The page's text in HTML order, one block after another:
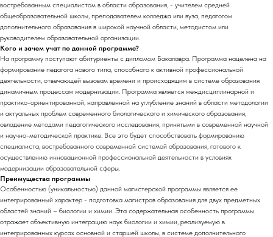
востребованным специалистом в области образования, - учителем средней
общеобразовательной школы, преподавателем колледжа или вуза, педагогом
дополнительного образования в широкой научной области, методистом или
руководителем образовательной организации.
Кого и зачем учат по данной программе?
На программу поступают абитуриенты с дипломом Бакалавра. Программа нацелена на
формирование педагога нового типа, способного к активной профессиональной
деятельности, отвечающей вызовам времени и происходящим в системе образования
динамичным процессам модернизации. Программа является междисциплинарной и
практико-ориентированной, направленной на углубление знаний в области методологии
и актуальных проблем современного биологического и химического образования,
овладение методами педагогического исследования, принятыми в современной научной
и научно-методической практике. Все это будет способствовать формированию
специалиста, востребованного современной системой образования, готового к
осуществлению инновационной профессиональной деятельности в условиях
модернизации образовательной сферы.
Преимущества программы
Особенностью (уникальностью) данной магистерской программы является ее
интегрированный характер - подготовка магистров образования для двух предметных
областей знаний – биологии и химии. Эта содержательная особенность программы
отражает объективную интеграцию наук биологии и химии, реализуемую в
интегрированных курсах основной и старшей школы, в системе дополнительного